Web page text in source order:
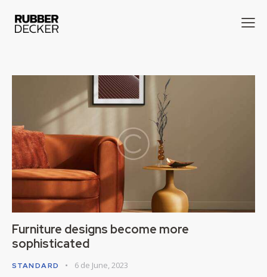
Furniture designs become more
sophisticated
STANDARD 6 de June, 2023